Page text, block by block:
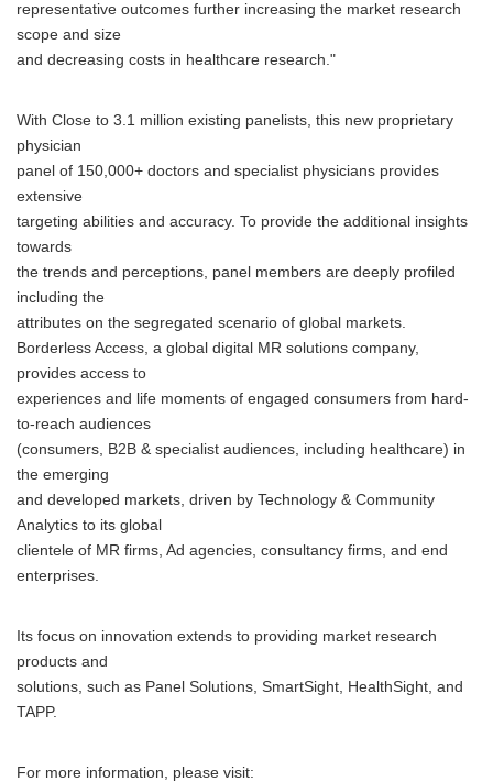
representative outcomes further increasing the market research
scope and size
and decreasing costs in healthcare research."
With Close to 3.1 million existing panelists, this new proprietary
physician
panel of 150,000+ doctors and specialist physicians provides
extensive
targeting abilities and accuracy. To provide the additional insights
towards
the trends and perceptions, panel members are deeply profiled
including the
attributes on the segregated scenario of global markets.
Borderless Access, a global digital MR solutions company,
provides access to
experiences and life moments of engaged consumers from hard-
to-reach audiences
(consumers, B2B & specialist audiences, including healthcare) in
the emerging
and developed markets, driven by Technology & Community
Analytics to its global
clientele of MR firms, Ad agencies, consultancy firms, and end
enterprises.
Its focus on innovation extends to providing market research
products and
solutions, such as Panel Solutions, SmartSight, HealthSight, and
TAPP.
For more information, please visit: